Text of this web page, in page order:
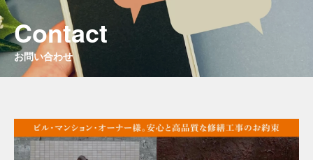
Contact
お問い合わせ